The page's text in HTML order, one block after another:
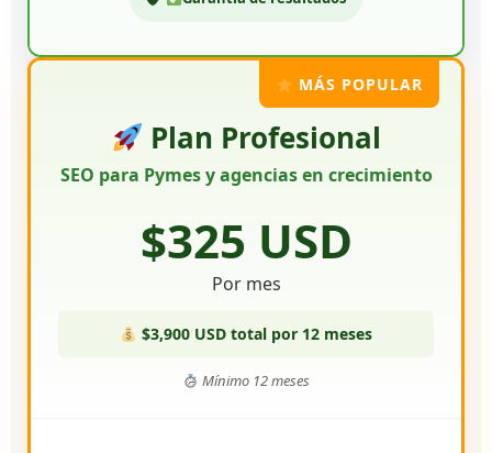
MÁS POPULAR
Plan Profesional
SEO para Pymes y agencias en crecimiento
$325 USD
Por mes
$3,900 USD total por 12 meses
Mínimo 12 meses